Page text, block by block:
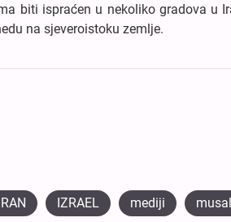
biti ispraćen u nekoliko gradova u
na sjeveroistoku zemlje.
IZRAEL mediji